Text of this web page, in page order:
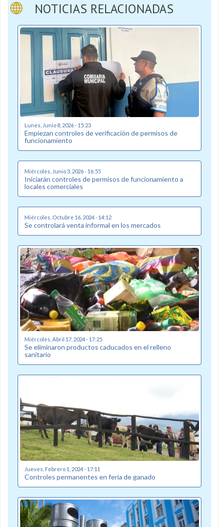
NOTICIAS RELACIONADAS
Lunes, Junio 8, 2026 - 15:23
Empiezan controles de verificación de permisos de
funcionamiento
Miércoles, Junio 3, 2026 - 16:55
Iniciarán controles de permisos de funcionamiento a
locales comerciales
Miércoles, Octubre 16, 2024 - 14:12
Se controlará venta informal en los mercados
Miércoles, Abril 17, 2024 - 17:25
Se eliminaron productos caducados en el relleno
sanitario
Jueves, Febrero 1, 2024 - 17:11
Controles permanentes en feria de ganado